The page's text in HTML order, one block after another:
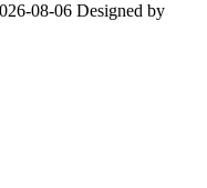
08-06 Designed by